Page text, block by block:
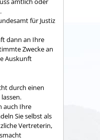
für Justiz
dann an Ihre
Zwecke an
Auskunft
durch einen
auch Ihre
Sie selbst als
Vertreterin,